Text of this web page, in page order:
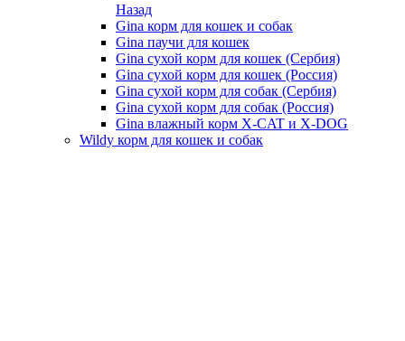
Назад
Gina корм для кошек и собак
Gina паучи для кошек
Gina сухой корм для кошек (Сербия)
Gina сухой корм для кошек (Россия)
Gina сухой корм для собак (Сербия)
Gina сухой корм для собак (Россия)
Gina влажный корм X-CAT и X-DOG
Wildy корм для кошек и собак